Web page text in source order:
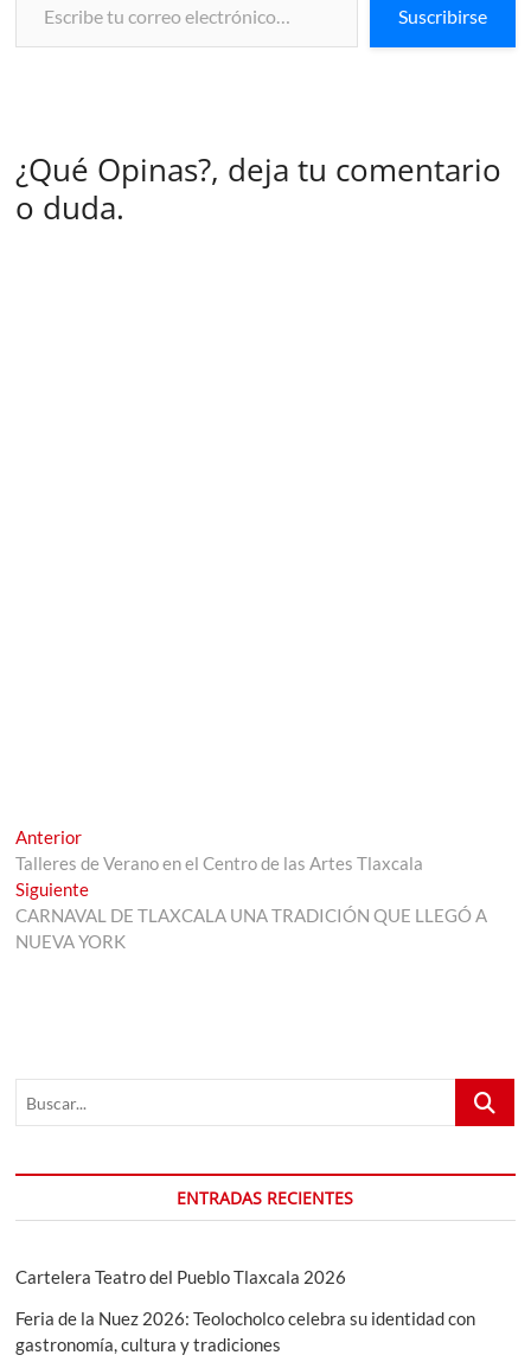
Suscribirse
¿Qué Opinas?, deja tu comentario
o duda.
Navegación
de
entradas
AnteriorEntrada
anterior:
Talleres de Verano en el Centro de las Artes Tlaxcala
SiguienteEntrada
siguiente:
CARNAVAL DE TLAXCALA UNA TRADICIÓN QUE LLEGÓ A
NUEVA YORK
Buscar...
ENTRADAS RECIENTES
Cartelera Teatro del Pueblo Tlaxcala 2026
Feria de la Nuez 2026: Teolocholco celebra su identidad con
gastronomía, cultura y tradiciones